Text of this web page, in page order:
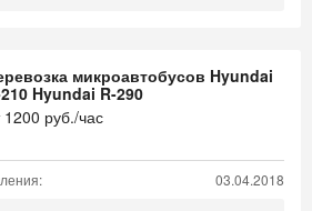
микроавтобусов Hyundai
Hyundai R-290
1200 руб./час
03.04.2018